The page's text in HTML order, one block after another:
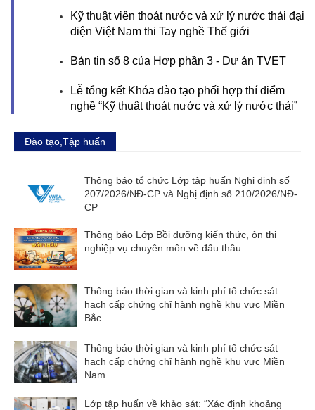
Kỹ thuật viên thoát nước và xử lý nước thải đại
diện Việt Nam thi Tay nghề Thế giới
Bản tin số 8 của Hợp phần 3 - Dự án TVET
Lễ tổng kết Khóa đào tạo phối hợp thí điểm
nghề “Kỹ thuật thoát nước và xử lý nước thải”
Đào tạo,Tập huấn
Thông báo tổ chức Lớp tập huấn Nghị định số
207/2026/NĐ-CP và Nghị định số 210/2026/NĐ-
CP
Thông báo Lớp Bồi dưỡng kiến thức, ôn thi
nghiệp vụ chuyên môn về đấu thầu
Thông báo thời gian và kinh phí tổ chức sát
hạch cấp chứng chỉ hành nghề khu vực Miền
Bắc
Thông báo thời gian và kinh phí tổ chức sát
hạch cấp chứng chỉ hành nghề khu vực Miền
Nam
Lớp tập huấn về khảo sát: “Xác định khoảng